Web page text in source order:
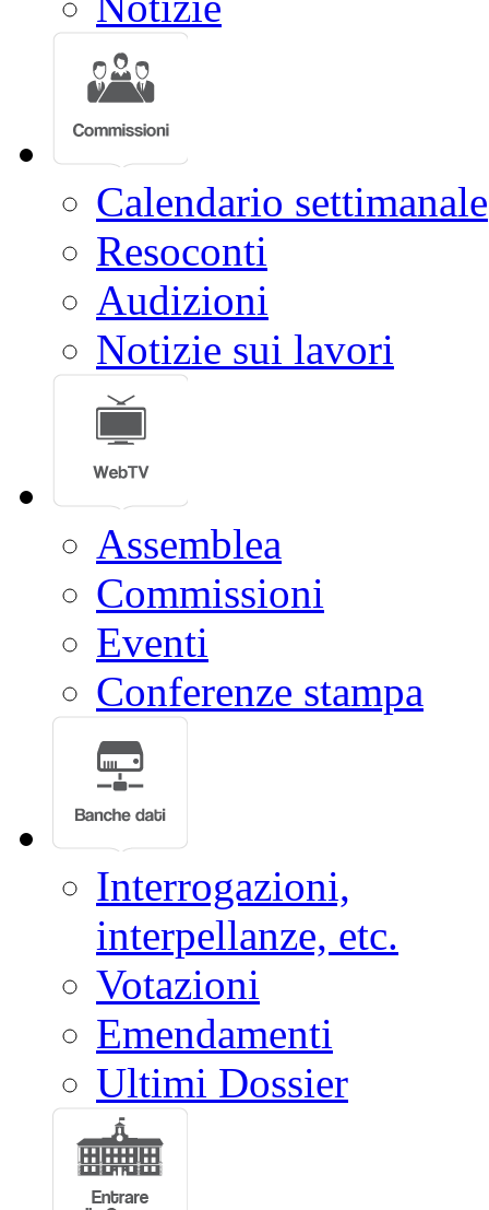
Calendario settimanale
Resoconti
Audizioni
Notizie sui lavori
Assemblea
Commissioni
Eventi
Conferenze stampa
Interrogazioni,
interpellanze, etc.
Votazioni
Emendamenti
Ultimi Dossier